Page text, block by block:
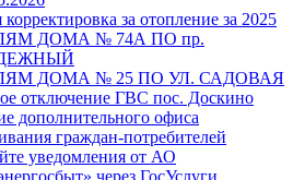
корректировка за отопление за 2025
ДОМА № 74А ПО пр.
ДОМА № 25 ПО УЛ. САДОВАЯ
отключение ГВС пос. Доскино
дополнительного офиса
граждан-потребителей
уведомления от АО